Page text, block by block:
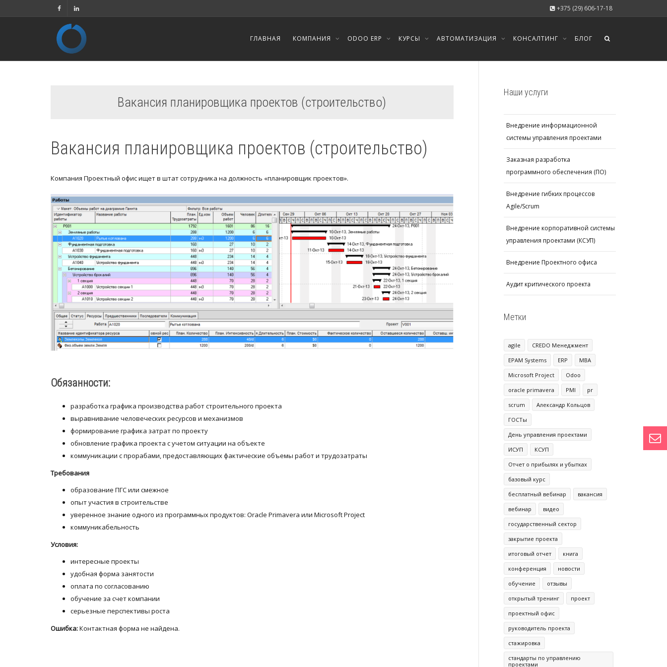
+375 (29) 606-17-18
ГЛАВНАЯ КОМПАНИЯ ODOO ERP КУРСЫ АВТОМАТИЗАЦИЯ КОНСАЛТИНГ БЛОГ
Вакансия планировщика проектов (строительство)
Вакансия планировщика проектов (строительство)
Компания Проектный офис ищет в штат сотрудника на должность «планировщик проектов».
Обязанности:
разработка графика производства работ строительного проекта
выравнивание человеческих ресурсов и механизмов
формирование графика затрат по проекту
обновление графика проекта с учетом ситуации на объекте
коммуникации с прорабами, предоставляющих фактические объемы работ и трудозатраты
Требования
образование ПГС или смежное
опыт участия в строительстве
уверенное знание одного из программных продуктов: Oracle Primavera или Microsoft Project
коммуникабельность
Условия:
интересные проекты
удобная форма занятости
оплата по согласованию
обучение за счет компании
серьезные перспективы роста
Ошибка:Контактная форма не найдена.
Наши услуги
Внедрение информационной
системы управления проектами
Заказная разработка
программного обеспечения (ПО)
Внедрение гибких процессов
Agile/Scrum
Внедрение корпоративной системы
управления проектами (КСУП)
Внедрение Проектного офиса
Аудит критического проекта
Метки
agile
CREDO Менеджмент
EPAM Systems
ERP
MBA
Microsoft Project
Odoo
oracle primavera
PMI
pr
scrum
Александр Кольцов
ГОСТы
День управления проектами
ИСУП
КСУП
Отчет о прибылях и убытках
базовый курс
бесплатный вебинар
вакансия
вебинар
видео
государственный сектор
закрытие проекта
итоговый отчет
книга
конференция
новости
обучение
отзывы
открытый тренинг
проект
проектный офис
руководитель проекта
стажировка
стандарты по управлению
проектами